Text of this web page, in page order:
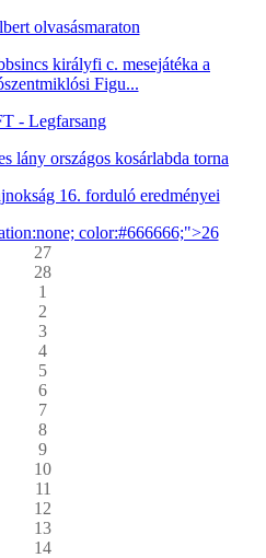
olvasásmaraton
királyfi c. mesejátéka a
Figu...
- Legfarsang
lány országos kosárlabda torna
16. forduló eredményei
color:#666666;">26
27
28
1
2
3
4
5
6
7
8
9
10
11
12
13
14